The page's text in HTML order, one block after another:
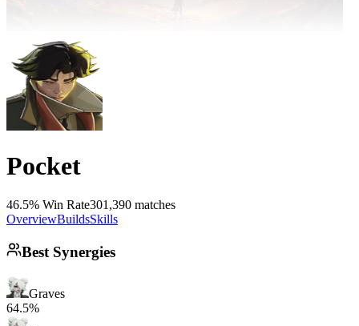
Pocket
46.5% Win Rate301,390 matches
OverviewBuildsSkills
Best Synergies
Graves
64.5%